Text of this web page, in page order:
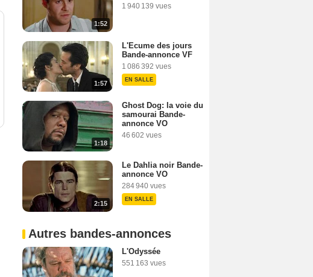
1:52
1 940 139 vues
1:57
L'Ecume des jours
Bande-annonce VF
1 086 392 vues
EN SALLE
1:18
Ghost Dog: la voie du
samourai Bande-
annonce VO
46 602 vues
2:15
Le Dahlia noir Bande-
annonce VO
284 940 vues
EN SALLE
Autres bandes-annonces
L'Odyssée
551 163 vues